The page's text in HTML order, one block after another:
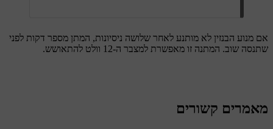
אם מנוע הבנזין לא מותנע לאחר שלושה ניסיונות, המתן מספר דקות לפני
שתנסה שוב. המתנה זו מאפשרת למצבר ה-12 וולט להתאושש.
מאמרים קשורים